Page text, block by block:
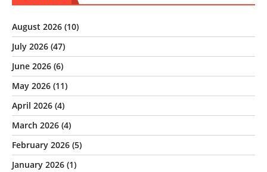
August 2026 (10)
July 2026 (47)
June 2026 (6)
May 2026 (11)
April 2026 (4)
March 2026 (4)
February 2026 (5)
January 2026 (1)